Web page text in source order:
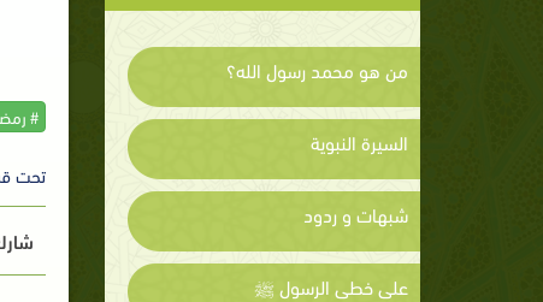
من هو محمد رسول الله؟
السيرة النبوية
شبهات و ردود
على خطى الرسول ﷺ
#
تحت